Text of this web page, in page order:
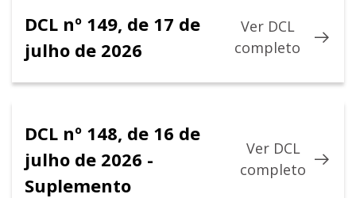
DCL nº 149, de 17 de
julho de 2026
Ver DCL
completo
DCL nº 148, de 16 de
julho de 2026 -
Suplemento
Ver DCL
completo